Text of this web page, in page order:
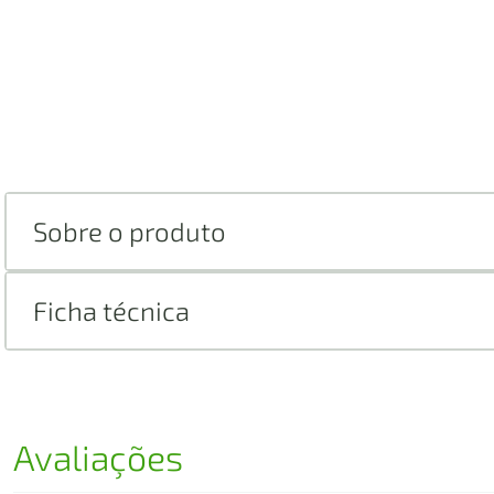
Sobre o produto
Ficha técnica
Avaliações